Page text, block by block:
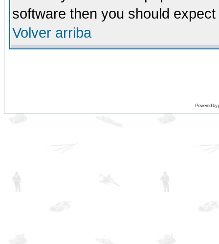
software then you should
Volver arriba
Powered by